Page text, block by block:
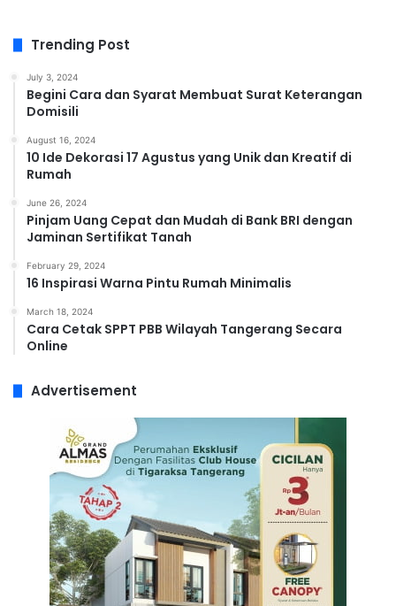
Trending Post
July 3, 2024
Begini Cara dan Syarat Membuat Surat Keterangan
Domisili
August 16, 2024
10 Ide Dekorasi 17 Agustus yang Unik dan Kreatif di
Rumah
June 26, 2024
Pinjam Uang Cepat dan Mudah di Bank BRI dengan
Jaminan Sertifikat Tanah
February 29, 2024
16 Inspirasi Warna Pintu Rumah Minimalis
March 18, 2024
Cara Cetak SPPT PBB Wilayah Tangerang Secara
Online
Advertisement